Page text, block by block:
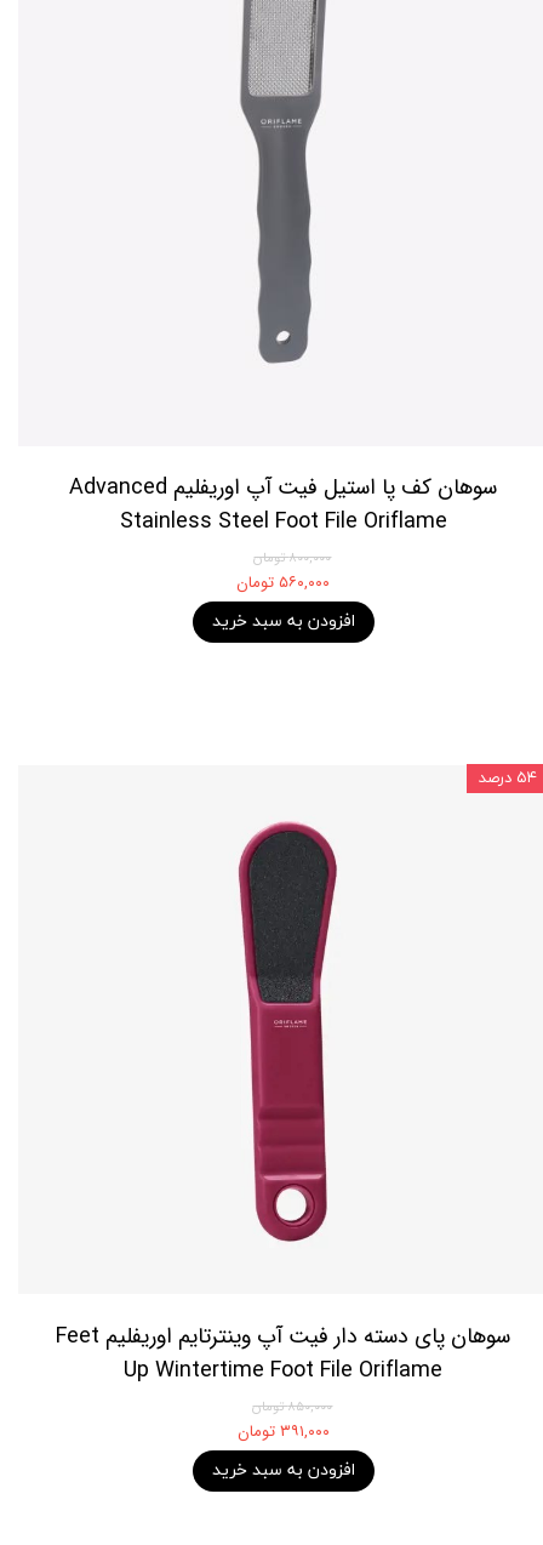
سوهان کف پا استیل فیت آپ اوریفلیم Advanced
Stainless Steel Foot File Oriflame
۸۰۰,۰۰۰ تومان
۵۶۰,۰۰۰ تومان
افزودن به سبد خرید
سوهان پای دسته دار فیت آپ وینترتایم اوریفلیم Feet
Up Wintertime Foot File Oriflame
۸۵۰,۰۰۰ تومان
۳۹۱,۰۰۰ تومان
افزودن به سبد خرید
۵۴ درصد